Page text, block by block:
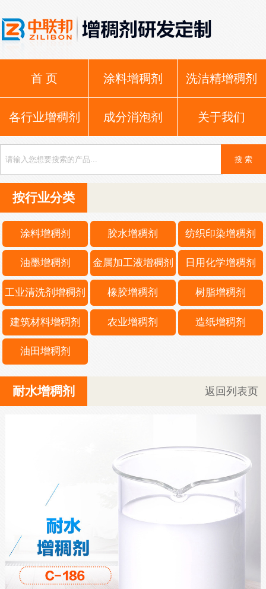
首 页 涂料增稠剂 洗洁精增稠剂
各行业增稠剂 成分消泡剂 关于我们
按行业分类
涂料增稠剂 胶水增稠剂 纺织印染增稠剂
油墨增稠剂 金属加工液增稠剂 日用化学增稠剂
工业清洗剂增稠剂 橡胶增稠剂 树脂增稠剂
建筑材料增稠剂 农业增稠剂 造纸增稠剂
油田增稠剂
耐水增稠剂 返回列表页